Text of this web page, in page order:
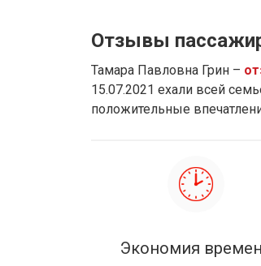
Отзывы
Тамара Павловна Грин –
15.07.2021 ехали всей
положительные
Экономия